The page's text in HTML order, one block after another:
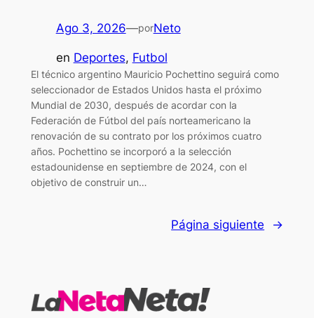
Ago 3, 2026—porNeto
en Deportes, Futbol
El técnico argentino Mauricio Pochettino seguirá como
seleccionador de Estados Unidos hasta el próximo
Mundial de 2030, después de acordar con la
Federación de Fútbol del país norteamericano la
renovación de su contrato por los próximos cuatro
años. Pochettino se incorporó a la selección
estadounidense en septiembre de 2024, con el
objetivo de construir un…
Página siguiente →